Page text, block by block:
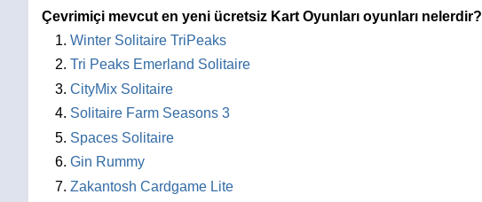
Çevrimiçi mevcut en yeni ücretsiz Kart Oyunları oyunları nelerdir?
Winter Solitaire TriPeaks
Tri Peaks Emerland Solitaire
CityMix Solitaire
Solitaire Farm Seasons 3
Spaces Solitaire
Gin Rummy
Zakantosh Cardgame Lite